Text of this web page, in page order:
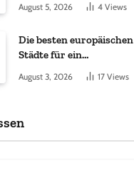
August 5, 2026 4 Views
Die besten europäischen
Städte für ein
Masterstudium im
Ausland
August 3, 2026 17 Views